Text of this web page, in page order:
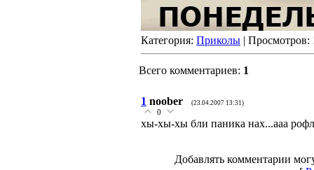
Категория: Приколы |
Всего комментариев: 1
1 noober (23.04.2007 13:31)
0
хы-хы-хы бли паника нах...ааа
Добавлять комментарии